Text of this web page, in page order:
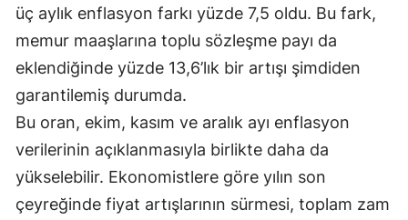
Tekirdağ
Tokat
Tunceli
Şanlıurfa
Uşak
üç aylık enflasyon farkı yüzde 7,5 oldu. Bu fark,
memur maaşlarına toplu sözleşme payı da
eklendiğinde yüzde 13,6’lık bir artışı şimdiden
garantilemiş durumda.
Bu oran, ekim, kasım ve aralık ayı enflasyon
verilerinin açıklanmasıyla birlikte daha da
yükselebilir. Ekonomistlere göre yılın son
çeyreğinde fiyat artışlarının sürmesi, toplam zam